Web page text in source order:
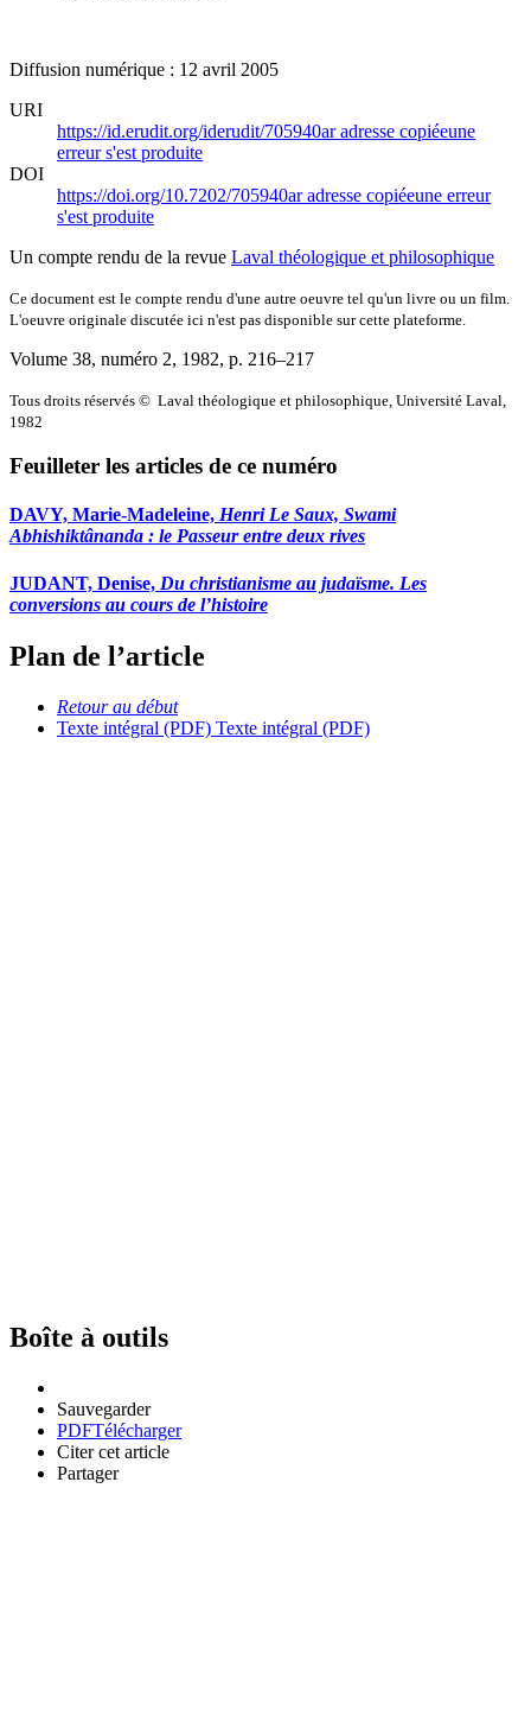
Diffusion numérique : 12 avril 2005
URI
https://id.erudit.org/iderudit/705940aradresse copiéeune
erreur s'est produite
DOI
https://doi.org/10.7202/705940aradresse copiéeune erreur
s'est produite
Un compte rendu de la revue Laval théologique et philosophique
Ce document est le compte rendu d'une autre oeuvre tel qu'un livre ou un film.
L'oeuvre originale discutée ici n'est pas disponible sur cette plateforme.
Volume 38, numéro 2, 1982, p. 216–217
Tous droits réservés © Laval théologique et philosophique, Université Laval,
1982
Feuilleter les articles de ce numéro
DAVY, Marie-Madeleine, Henri Le Saux, Swami
Abhishiktânanda : le Passeur entre deux rives
JUDANT, Denise, Du christianisme au judaïsme. Les
conversions au cours de l’histoire
Plan de l’article
Retour au début
Texte intégral (PDF) Texte intégral (PDF)
Boîte à outils
Sauvegarder
PDFTélécharger
Citer cet article
Partager